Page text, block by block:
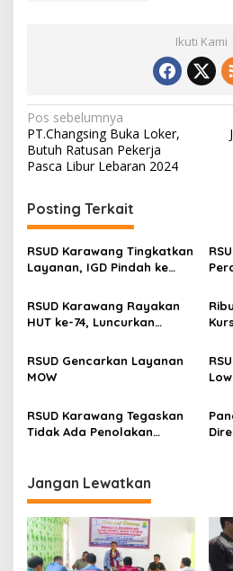
Ikuti Kami
N
a
v
i
g
a
s
i
p
s
Pos sebelumnya
PT.Changsing Buka Loker,
Butuh Ratusan Pekerja
Pasca Libur Lebaran 2024
Posting Terkait
RSUD Karawang Tingkatkan
Layanan, IGD Pindah ke
Ruang Rawat Inap PEDES
Berkapasitas 31 Tempat
RSUD Karawang Rayakan
HUT ke-74, Luncurkan
untuk Tingkatkan
Pelayanan Kesehatan
RSUD Gencarkan Layanan
MOW
RSUD Karawang Tegaskan
Tidak Ada Penolakan
Jangan Lewatkan